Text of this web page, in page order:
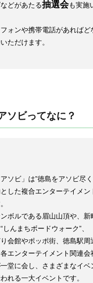
どがあたる抽選会も実施
ォンや携帯電話があればど
ただけます。
ソビってなに？
ソビ」は”徳島をアソビ尽く
した複合エンターテイメン
ボルである眉山山頂や、新
しんまちボードウォーク”、
会館やポッポ街、徳島駅周
エンターテイメント関連会
堂に会し、さまざまなイベ
れる一大イベントです。